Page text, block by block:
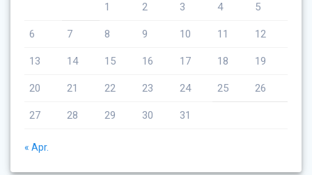
1 2 3 4 5
6 7 8 9 10 11 12
13 14 15 16 17 18 19
20 21 22 23 24 25 26
27 28 29 30 31
« Apr.